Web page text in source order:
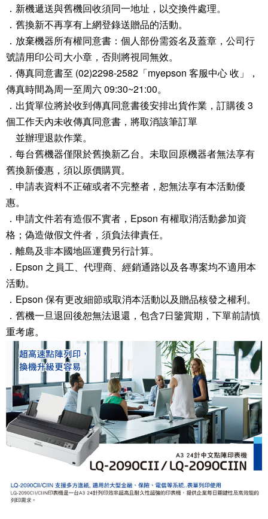
．新機遞送與舊機回收須同一地址，以交換件處理。
．舊換新不再享有上網登錄送贈品的活動。
．放棄機器所有權同意書：個人部份需簽名及蓋章，公司行
號請用印公司大小章，否則將視同無效。
．傳真同意書至 (02)2298-2582「myepson 客服中心 收」，
傳真時間為周一至周六 09:30~21:00。
．出貨單位將於收到傳真同意書後安排出貨作業，訂購後 3
個工作天內未收傳真同意書，將取消該筆訂單
並辦理退款作業。
．每台舊機器僅限於舊換新乙台。未取回原機器者無法享有
舊換新優惠，須以原價購買。
．申請表資料不正確或者不完整者，恕無法享有本活動優
惠。
．申請文件若有造假不實者，Epson 有權取消活動參加資
格；偽造做假文件者，須負法律責任。
．離島及非本國地區運費另行計算。
．Epson 之員工、代理商、經銷通路以及各專案均不適用本
活動。
．Epson 保有更改細節或取消本活動以及贈品核發之權利。
．舊機一旦退回後恕無法退還，包含7日鑒賞期，下單前請慎
重考慮。